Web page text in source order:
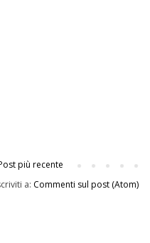
più recente
a: Commenti sul post (Atom)